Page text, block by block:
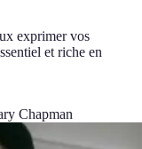
exprimer vos
et riche en
Chapman